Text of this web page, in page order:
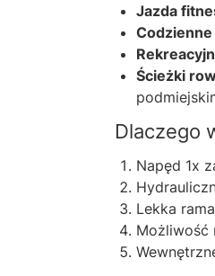
Jazda
Ścieżki
Dlaczego
Napęd 1x
Lekka
Możliwość